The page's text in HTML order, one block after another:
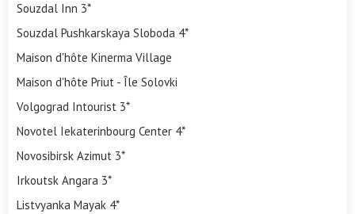
Souzdal Inn 3*
Souzdal Pushkarskaya Sloboda 4*
Maison d'hôte Kinerma Village
Maison d'hôte Priut - Île Solovki
Volgograd Intourist 3*
Novotel Iekaterinbourg Center 4*
Novosibirsk Azimut 3*
Irkoutsk Angara 3*
Listvyanka Mayak 4*